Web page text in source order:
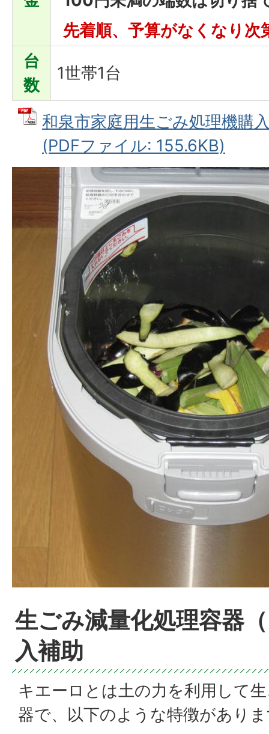
先着順、予算がな くなり次
台
数
1世帯1台
和泉市家庭用生ごみ処理機購
(PDFファイル: 155.6KB)
生ごみ減量化処理容器
入補助
キエーロとは土の力を利用して
器で、以下のような特徴があり